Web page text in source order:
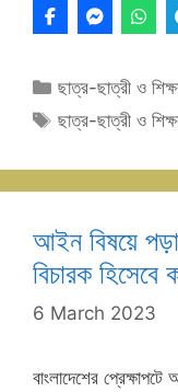
Categories
ছাত্র-ছাত্রী ও
Tags
ছাত্র-ছাত্রী ও
আইন বিষয়ে
বিচারক হিসেবে
6 March 2023
বাংলাদেশের